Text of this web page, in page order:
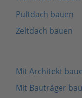
Pultdach bauen
Zeltdach bauen
Mit Architekt
Mit Bauträger